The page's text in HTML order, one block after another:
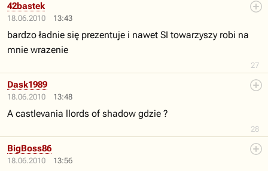
18.06.2010 13:43
27
42bastek
bardzo ładnie się prezentuje i nawet SI towarzyszy robi na
mnie wrazenie
18.06.2010 13:48
28
Dask1989
A castlevania llords of shadow gdzie ?
18.06.2010 13:56
BigBoss86